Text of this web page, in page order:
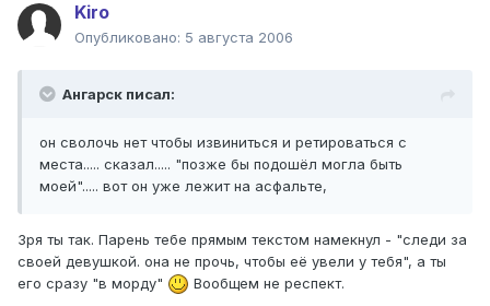
Kiro
Опубликовано: 5 августа 2006
Ангарск писал:
он сволочь нет чтобы извиниться и ретироваться с
места..... сказал..... "позже бы подошёл могла быть
моей"..... вот он уже лежит на асфальте,
Зря ты так. Парень тебе прямым текстом намекнул - "следи за
своей девушкой. она не прочь, чтобы её увели у тебя", а ты
его сразу "в морду"
Вообщем не респект.